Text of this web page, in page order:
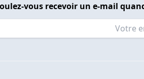
vous recevoir un e-mail